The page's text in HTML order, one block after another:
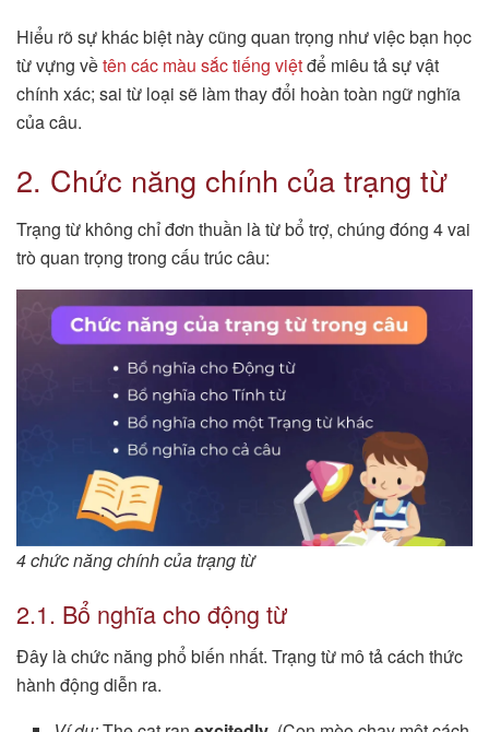
Hiểu rõ sự khác biệt này cũng quan trọng như việc bạn học
từ vựng vềtên các màu sắc tiếng việtđể miêu tả sự vật
chính xác; sai từ loại sẽ làm thay đổi hoàn toàn ngữ nghĩa
của câu.
2. Chức năng chính của trạng từ
Trạng từ không chỉ đơn thuần là từ bổ trợ, chúng đóng 4 vai
trò quan trọng trong cấu trúc câu:
4 chức năng chính của trạng từ
2.1. Bổ nghĩa cho động từ
Đây là chức năng phổ biến nhất. Trạng từ mô tả cách thức
hành động diễn ra.